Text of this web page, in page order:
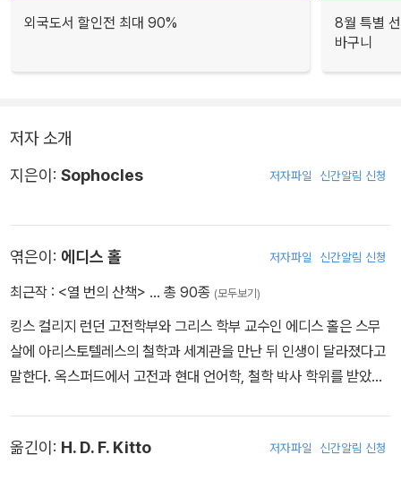
외국도서 할인전 최대 90%
8월 특별
바구니
저자 소개
지은이: Sophocles 저자파일 신간알림 신청
엮은이: 에디스 홀 저자파일 신간알림 신청
최근작 : <열 번의 산책> … 총 90종 (모두보기)
킹스 컬리지 런던 고전학부와 그리스 학부 교수인 에디스 홀은 스무
살에 아리스토텔레스의 철학과 세계관을 만난 뒤 인생이 달라졌다고
말한다. 옥스퍼드에서 고전과 현대 언어학, 철학 박사 학위를 받았고,
대한 폭넓은 연구 업적을 인정받아 여성으로서는 최초로 유럽 아카데
옮긴이: H. D. F. Kitto 저자파일 신간알림 신청